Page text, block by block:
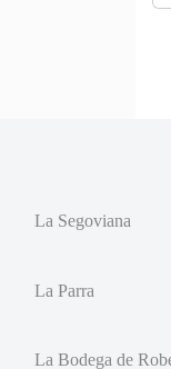
La Segoviana
La Parra
La Bodega de